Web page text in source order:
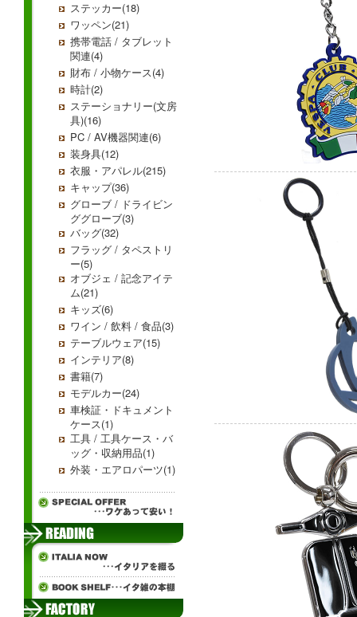
ステッカー(18)
ワッペン(21)
携帯電話 / タブレット
関連(4)
財布 / 小物ケース(4)
時計(2)
ステーショナリー(文房
具)(16)
PC / AV機器関連(6)
装身具(12)
衣服・アパレル(215)
キャップ(36)
グローブ / ドライビン
ググローブ(3)
バッグ(32)
フラッグ / タペストリ
ー(5)
オブジェ / 記念アイテ
ム(21)
キッズ(6)
ワイン / 飲料 / 食品(3)
テーブルウェア(15)
インテリア(8)
書籍(7)
モデルカー(24)
車検証・ドキュメント
ケース(1)
工具 / 工具ケース・バ
ッグ・収納用品(1)
外装・エアロパーツ(1)